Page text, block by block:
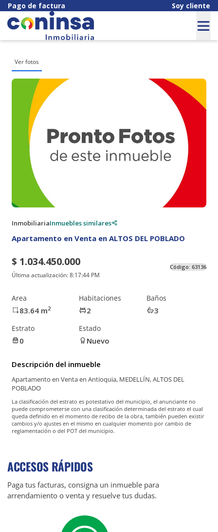
Pago de factura Soy cliente
Ver fotos
InmobiliariaInmuebles similares
Apartamento en Venta en ALTOS DEL POBLADO
$ 1.034.450.000
Última actualización:8:17:44 PM
Código: 63136
Area
83.64 m2
Habitaciones
2
Baños
3
Estrato
0
Estado
Nuevo
Descripción del inmueble
Apartamento en Venta en Antioquia, MEDELLÍN, ALTOS DEL
POBLADO
La clasificación del estrato es potestativo del municipio, el anunciante no
puede comprometerse con una clasificación determinada del estrato el cual
queda definido en el momento de recibo de la obra, también pueden existir
cambios y/o ajustes en el mismo en cualquier momento por cambio de
reglamentación o del POT del municipio.
ACCESOS RÁPIDOS
Paga tus facturas, consigna un inmueble para
arrendamiento o venta y resuelve tus dudas.